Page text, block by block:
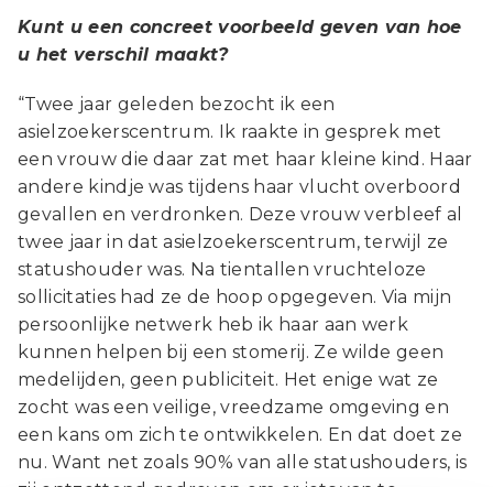
Kunt u een concreet voorbeeld geven van hoe
u het verschil maakt?
“Twee jaar geleden bezocht ik een
asielzoekerscentrum. Ik raakte in gesprek met
een vrouw die daar zat met haar kleine kind. Haar
andere kindje was tijdens haar vlucht overboord
gevallen en verdronken. Deze vrouw verbleef al
twee jaar in dat asielzoekerscentrum, terwijl ze
statushouder was. Na tientallen vruchteloze
sollicitaties had ze de hoop opgegeven. Via mijn
persoonlijke netwerk heb ik haar aan werk
kunnen helpen bij een stomerij. Ze wilde geen
medelijden, geen publiciteit. Het enige wat ze
zocht was een veilige, vreedzame omgeving en
een kans om zich te ontwikkelen. En dat doet ze
nu. Want net zoals 90% van alle statushouders, is